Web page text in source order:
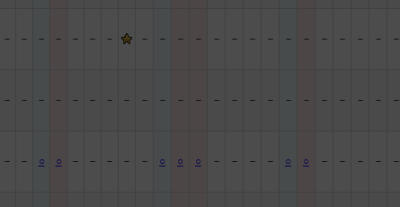
－ － － － － － － － － － － － － － － － － － － － － －
－ － － － － － － － － － － － － － － － － － － － － － －
－ － ○ ○ － － － － － ○ ○ ○ － － － － ○ ○ － － － － －